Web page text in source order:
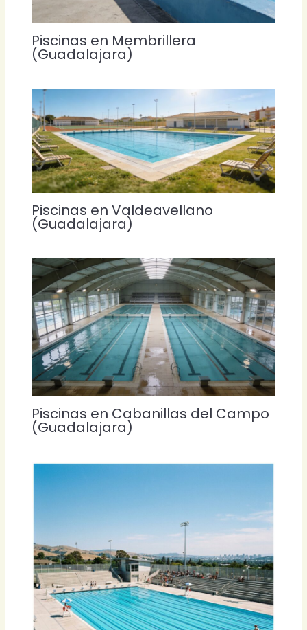
Piscinas en Membrillera
(Guadalajara)
Piscinas en Valdeavellano
(Guadalajara)
Piscinas en Cabanillas del Campo
(Guadalajara)